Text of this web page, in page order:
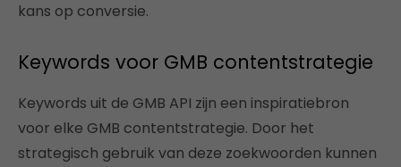
kans op conversie.
Keywords voor GMB contentstrategie
Keywords uit de GMB API zijn een inspiratiebron
voor elke GMB contentstrategie. Door het
strategisch gebruik van deze zoekwoorden kunnen